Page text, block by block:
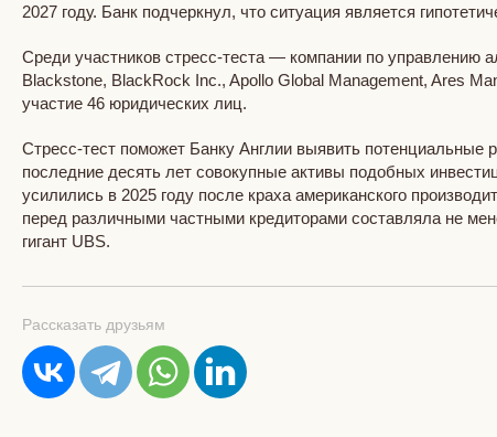
2027 году. Банк подчеркнул, что ситуация является
Среди участников стресс-теста — компании по управлению
Blackstone, BlackRock Inc., Apollo Global Management, Ares
участие 46 юридических лиц.
Стресс-тест поможет Банку Англии выявить потенциальные
последние десять лет совокупные активы подобных
усилились в 2025 году после краха американского
перед различными частными кредиторами составляла не
гигант UBS.
Рассказать друзьям